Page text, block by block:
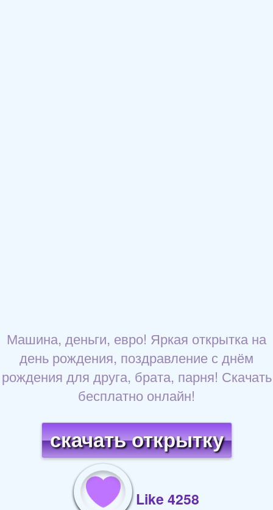
Машина, деньги, евро! Яркая открытка на
день рождения, поздравление с днём
рождения для друга, брата, парня! Скачать
бесплатно онлайн!
скачать открытку
Like 4258